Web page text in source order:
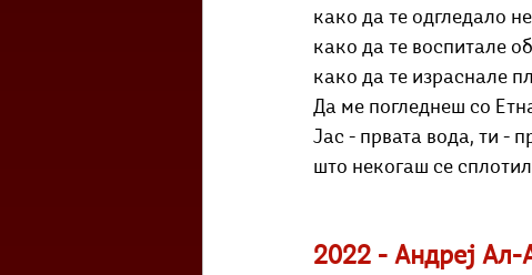
како да те одгледало
како да те воспитале
како да те израснале
Да ме погледнеш со
Јас - првата вода, ти -
што некогаш се
2022 - Андреј